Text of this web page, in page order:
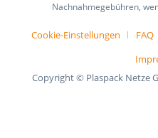
Nachnahmegebühren,
Cookie-Einstellungen FAQ
Copyright © Plaspack Netze